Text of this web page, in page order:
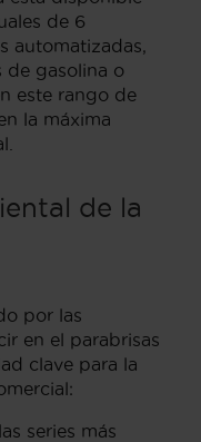
de 6
automatizadas,
de gasolina o
este rango de
la máxima
de la
por las
en el parabrisas
clave para la
series más